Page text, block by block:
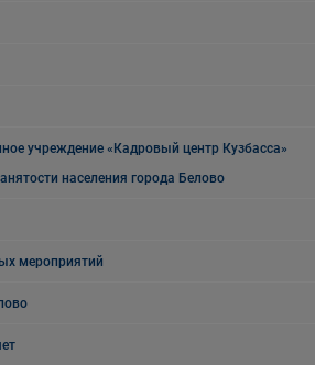
учреждение «Кадровый центр Кузбасса»
населения города Белово
мероприятий